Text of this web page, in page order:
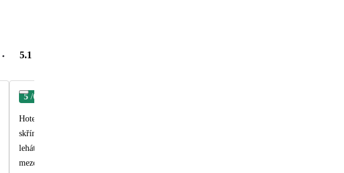
5.1
5 /6
Hotel krásný, výborné jídlo, kvalitní úklid, denně voda doplněna v lednici. Při příjezdu bagety v lednici a džusíky. Teplé deky ve
skříni. Trezor za 28e, wifi na týden za 25e pro všechny. Nedostatek lehátek na pláži. Pláž je fakt katastrofa, žádný servis, sprchy,
lehátko musíte zabrat do 7 hod jinak nemáte šanci. Foto pláže na stránkách naprosto neodpovídá, tady nejsou mezi lehátky žádné